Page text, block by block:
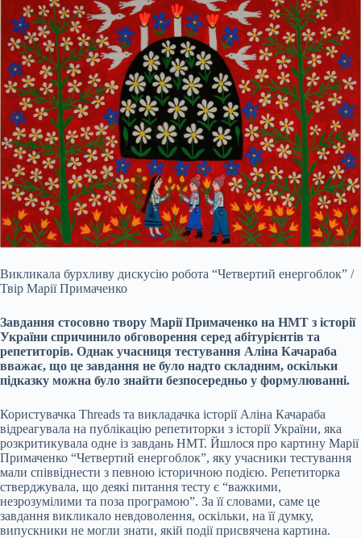
Викликала бурхливу дискусію робота “Четвертий енергоблок” /
Твір Марії Примаченко
Завдання стосовно твору Марії Примаченко на НМТ з історії
України спричинило обговорення серед абітурієнтів та
репетиторів. Однак учасниця тестування Аліна Качараба
вважає, що це завдання не було надто складним, оскільки
підказку можна було знайти безпосередньо у формулюванні.
Користувачка Threads та викладачка історії Аліна Качараба
відреагувала на публікацію репетиторки з історії України, яка
розкритикувала одне із завдань НМТ. Йшлося про картину Марії
Примаченко “Четвертий енергоблок”, яку учасники тестування
мали співвіднести з певною історичною подією. Репетиторка
стверджувала, що деякі питання тесту є “важкими,
незрозумілими та поза програмою”. За її словами, саме це
завдання викликало невдоволення, оскільки, на її думку,
випускники не могли знати, якій події присвячена картина.